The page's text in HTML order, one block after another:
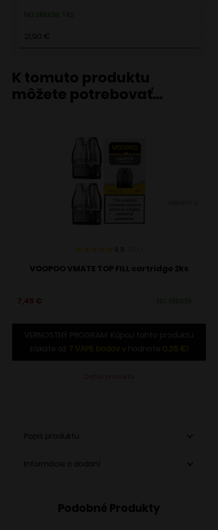
Na sklade: 1 ks
21,90 €
K tomuto produktu
môžete potrebovať…
4.9
VOOPOO VMATE TOP FILL cartridge 2ks
VERNOSTNÝ PROGRAM: Kúpou tohto produktu
získate až 7 VAPE bodov v hodnote 0,35 €!
Popis produktu
Informácie o dodaní
Podobné Produkty